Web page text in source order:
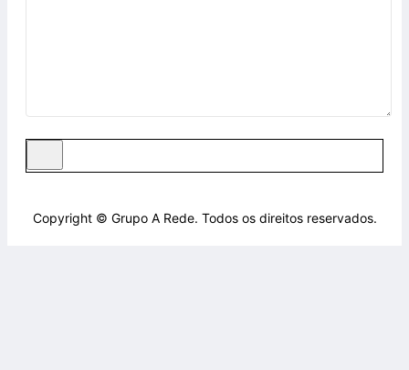
Copyright © Grupo A Rede. Todos os direitos reservados.